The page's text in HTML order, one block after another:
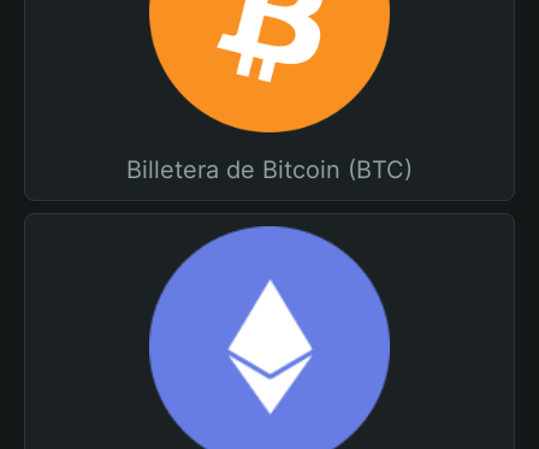
Billetera de Bitcoin (BTC)